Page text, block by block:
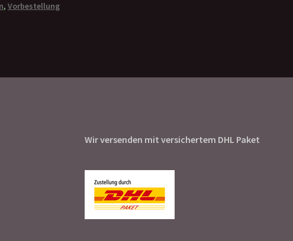
,Vorbestellung
Wir versenden mit versichertem DHL Paket